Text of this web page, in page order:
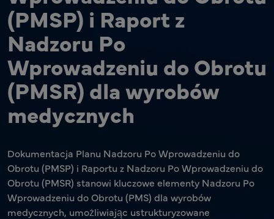
(PMSP) i Raport z
Nadzoru Po
Wprowadzeniu do Obrotu
(PMSR) dla wyrobów
medycznych
Dokumentacja Planu Nadzoru Po Wprowadzeniu do
Obrotu (PMSP) i Raportu z Nadzoru Po Wprowadzeniu do
Obrotu (PMSR) stanowi kluczowe elementy Nadzoru Po
Wprowadzeniu do Obrotu (PMS) dla wyrobów
medycznych, umożliwiając ustrukturyzowane